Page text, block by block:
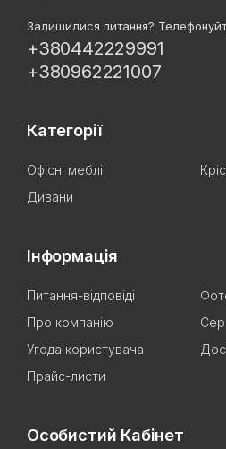
Залишилися питання?
+380442229991
+380962221007
Категорії
Офісні меблі
Дивани
Інформація
Питання-відповіді
Про компанію
Угода користувача
Прайс-листи
Особистий Кабінет